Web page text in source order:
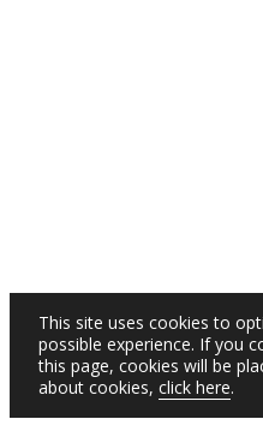
This site uses cookies to
possible experience. If you
this page, cookies will be
about cookies, click here.